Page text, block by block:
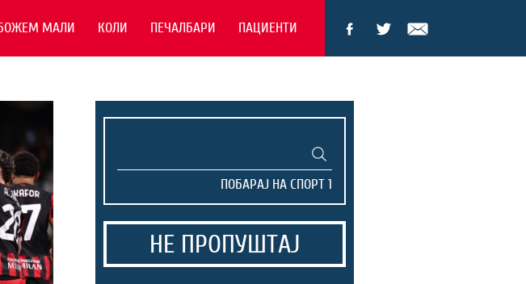
МАЛИ КОЛИ ПЕЧАЛБАРИ ПАЦИЕНТИ
НЕ ПРОПУШТАЈ